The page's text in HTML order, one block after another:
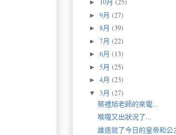
►
► 9月 (27)
► 8月 (39)
► 7月 (22)
► 6月 (13)
► 5月 (25)
► 4月 (23)
▼ 3月 (27)
蔡禮旭老師的來電...
喉嚨又出狀況了...
誰造就了今日的皇帝和公